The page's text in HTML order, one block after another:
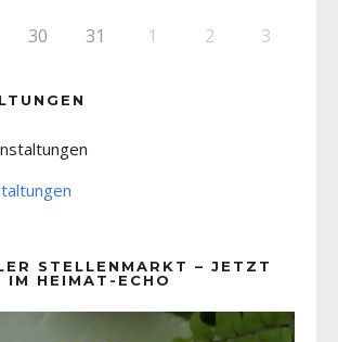
30 31 1 2 3
STELLENMARKT – JETZT
IM HEIMAT-ECHO